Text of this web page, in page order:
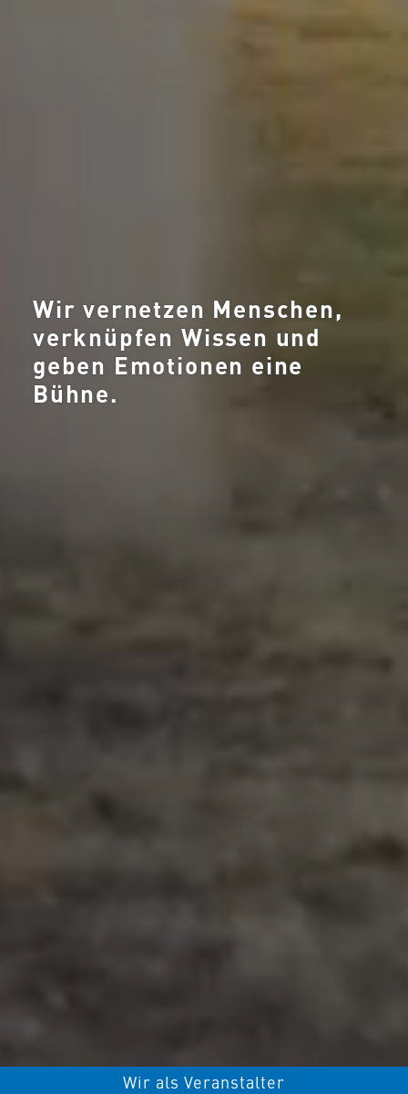
Wir vernetzen Menschen,
verknüpfen Wissen und
geben Emotionen eine
Bühne.
Wir als Veranstalter